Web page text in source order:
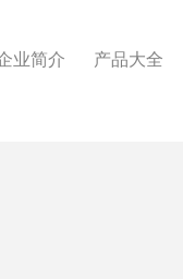
业简介 产品大全